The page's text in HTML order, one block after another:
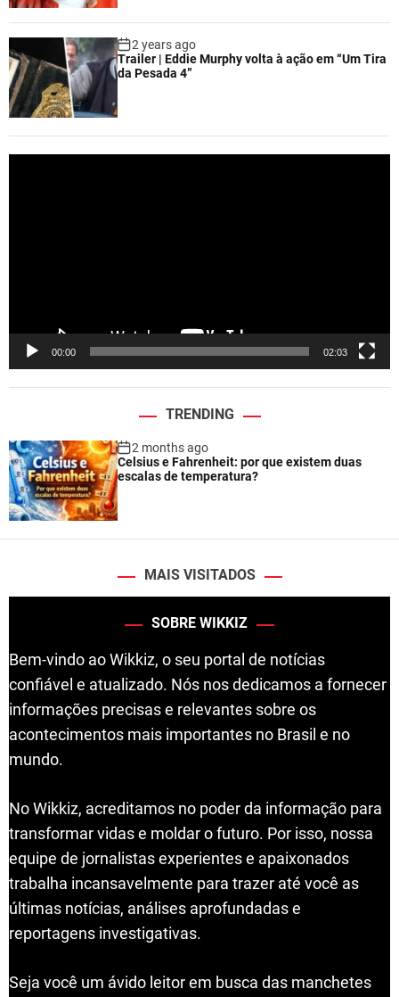
2 years ago
Trailer | Eddie Murphy volta à ação em “Um Tira
da Pesada 4”
00:00 02:03
TRENDING
2 months ago
Celsius e Fahrenheit: por que existem duas
escalas de temperatura?
MAIS VISITADOS
SOBRE WIKKIZ
Bem-vindo ao Wikkiz, o seu portal de notícias
confiável e atualizado. Nós nos dedicamos a fornecer
informações precisas e relevantes sobre os
acontecimentos mais importantes no Brasil e no
mundo.
No Wikkiz, acreditamos no poder da informação para
transformar vidas e moldar o futuro. Por isso, nossa
equipe de jornalistas experientes e apaixonados
trabalha incansavelmente para trazer até você as
últimas notícias, análises aprofundadas e
reportagens investigativas.
Seja você um ávido leitor em busca das manchetes